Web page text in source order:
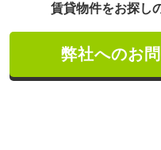
賃貸物件をお探し
弊社へのお